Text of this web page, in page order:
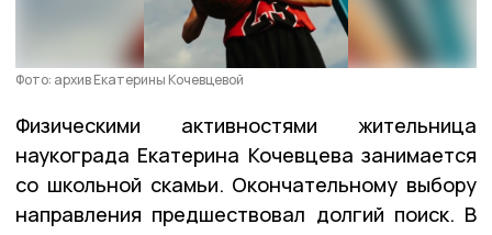
Фото: архив Екатерины Кочевцевой
Физическими активностями жительница
наукограда Екатерина Кочевцева занимается
со школьной скамьи. Окончательному выбору
направления предшествовал долгий поиск. В